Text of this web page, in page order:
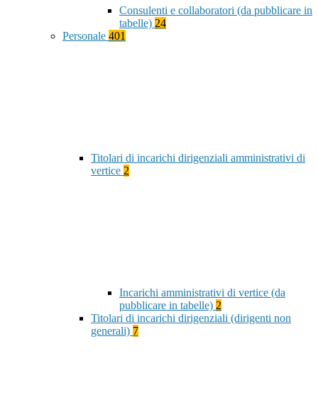
Consulenti e collaboratori (da pubblicare in
tabelle) 24
Personale 401
Titolari di incarichi dirigenziali amministrativi di
vertice 2
Incarichi amministrativi di vertice (da
pubblicare in tabelle) 2
Titolari di incarichi dirigenziali (dirigenti non
generali) 7